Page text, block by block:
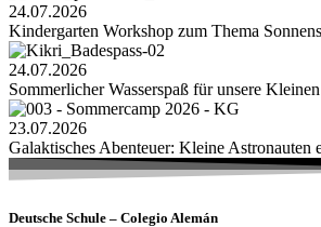
24.07.2026
Kindergarten Workshop zum Thema
24.07.2026
Sommerlicher Wasserspaß für unsere Kleinen
23.07.2026
Galaktisches Abenteuer: Kleine Astronauten
Deutsche Schule – Colegio Alemán